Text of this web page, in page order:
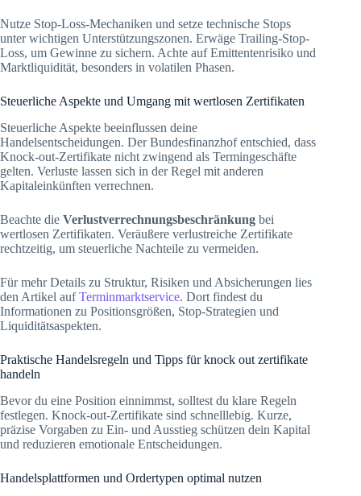
Nutze Stop-Loss-Mechaniken und setze technische Stops
unter wichtigen Unterstützungszonen. Erwäge Trailing-Stop-
Loss, um Gewinne zu sichern. Achte auf Emittentenrisiko und
Marktliquidität, besonders in volatilen Phasen.
Steuerliche Aspekte und Umgang mit wertlosen Zertifikaten
Steuerliche Aspekte beeinflussen deine
Handelsentscheidungen. Der Bundesfinanzhof entschied, dass
Knock-out-Zertifikate nicht zwingend als Termingeschäfte
gelten. Verluste lassen sich in der Regel mit anderen
Kapitaleinkünften verrechnen.
Beachte die Verlustverrechnungsbeschränkung bei
wertlosen Zertifikaten. Veräußere verlustreiche Zertifikate
rechtzeitig, um steuerliche Nachteile zu vermeiden.
Für mehr Details zu Struktur, Risiken und Absicherungen lies
den Artikel aufTerminmarktservice. Dort findest du
Informationen zu Positionsgrößen, Stop-Strategien und
Liquiditätsaspekten.
Praktische Handelsregeln und Tipps für knock out zertifikate
handeln
Bevor du eine Position einnimmst, solltest du klare Regeln
festlegen. Knock-out-Zertifikate sind schnelllebig. Kurze,
präzise Vorgaben zu Ein- und Ausstieg schützen dein Kapital
und reduzieren emotionale Entscheidungen.
Handelsplattformen und Ordertypen optimal nutzen